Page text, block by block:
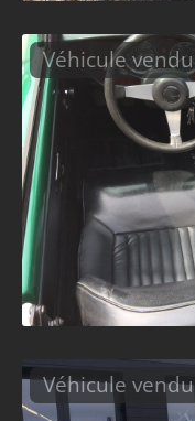
Véhicule vendu
Véhicule vendu